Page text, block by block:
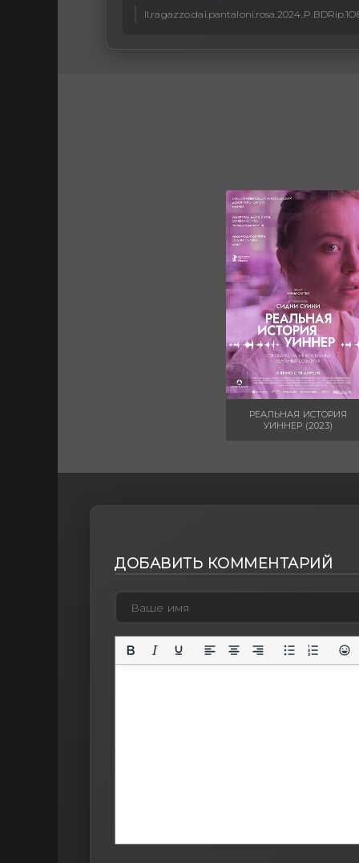
РЕАЛЬНАЯ ИСТОРИЯ
УИННЕР (2023)
ДОБАВИТЬ КОММЕНТАРИЙ